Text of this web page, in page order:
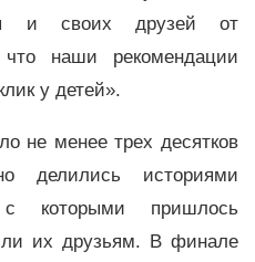
и своих друзей от
что наши рекомендации
у детей».
не менее трех десятков
делились историями
с которыми пришлось
их друзьям. В финале